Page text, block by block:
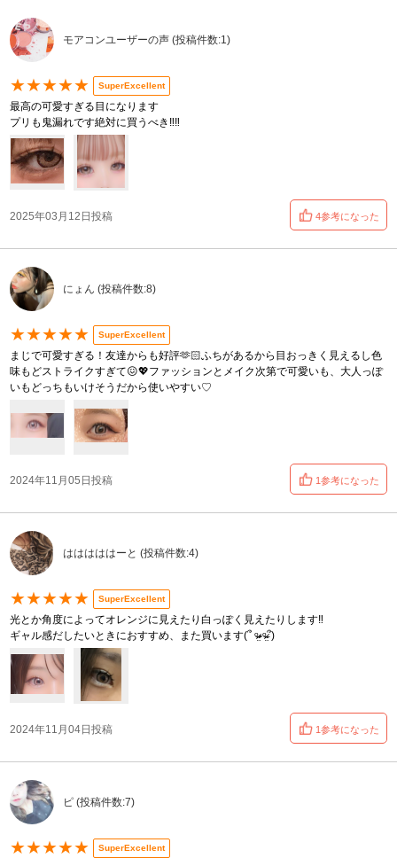
モアコンユーザーの声 (投稿件数:1)
★★★★★ SuperExcellent
最高の可愛すぎる目になります
プリも鬼漏れです絶対に買うべき‼️‼️
2025年03月12日投稿 4参考になった
にょん (投稿件数:8)
★★★★★ SuperExcellent
まじで可愛すぎる！友達からも好評🫶🏻ふちがあるから目おっきく見えるし色
味もどストライクすぎて😖💖ファッションとメイク次第で可愛いも、大人っぽ
いもどっちもいけそうだから使いやすい♡
2024年11月05日投稿 1参考になった
はははははーと (投稿件数:4)
★★★★★ SuperExcellent
光とか角度によってオレンジに見えたり白っぽく見えたりします‼️
ギャル感だしたいときにおすすめ、また買います(՞ ᵒ̴̶̷̤-ᵒ̴̶̷̤՞)
2024年11月04日投稿 1参考になった
ピ (投稿件数:7)
★★★★★ SuperExcellent